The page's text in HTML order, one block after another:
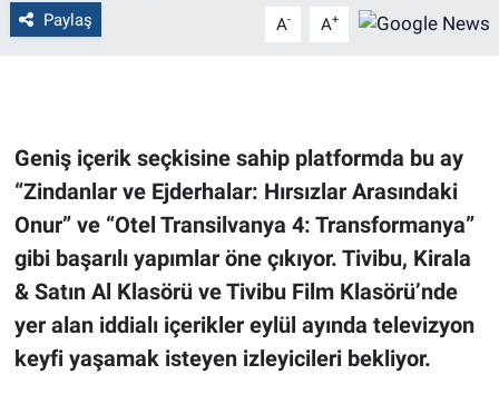
Paylaş A- A+
Geniş içerik seçkisine sahip platformda bu ay
“Zindanlar ve Ejderhalar: Hırsızlar Arasındaki
Onur” ve “Otel Transilvanya 4: Transformanya”
gibi başarılı yapımlar öne çıkıyor. Tivibu, Kirala
& Satın Al Klasörü ve Tivibu Film Klasörü’nde
yer alan iddialı içerikler eylül ayında televizyon
keyfi yaşamak isteyen izleyicileri bekliyor.
Bilim ve Teknoloji